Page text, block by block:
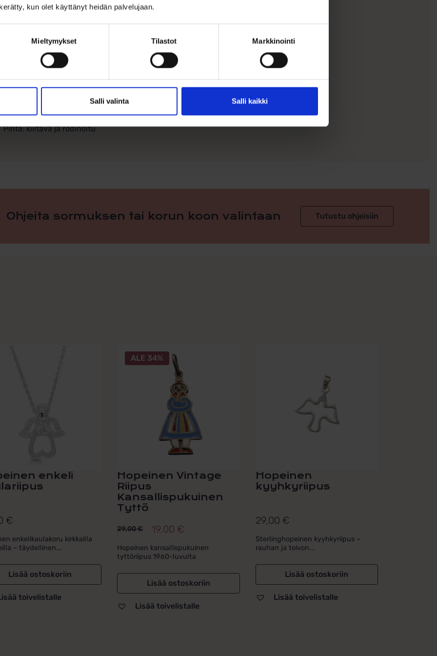
kun olet käyttänyt heidän palvelujaan.
Mieltymykset Tilastot Markkinointi
Salli valinta Salli kaikki
Kivet: kirkkaat synteettiset zirkonit
Riipuksen korkeus: 12,5 mm
Ketju: rodinoitu hopeaketju, pituus säädettävissä 40–45 cm
Pinta: kiiltävä ja rodinoitu
Ohjeita sormuksen tai korun koon valintaan Tutustu ohjeisiin
enkeli
€
enkelikaulakoru kirkkailla
– täydellinen...
Lisää ostoskoriin
toivelistalle
ALE 34%
Hopeinen Vintage
Riipus
Kansallispukuinen
Tyttö
29,00€
Alkuperäinen
hinta
oli:
29,00 €.
19,00 €
Nykyinen
hinta
on:
19,00 €.
Hopeinen kansallispukuinen
tyttöriipus 1960-luvulta
Lisää ostoskoriin
Lisää toivelistalle
Hopeinen
kyyhkyriipus
29,00 €
Sterlinghopeinen kyyhkyriipus –
rauhan ja toivon...
Lisää ostoskoriin
Lisää toivelistalle